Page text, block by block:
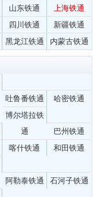
山东铁通
上海铁通
四川铁通
新疆铁通
黑龙江铁通 内蒙古铁通
吐鲁番铁通 哈密铁通
博尔塔拉铁
通
巴州铁通
喀什铁通 和田铁通
阿勒泰铁通 石河子铁通